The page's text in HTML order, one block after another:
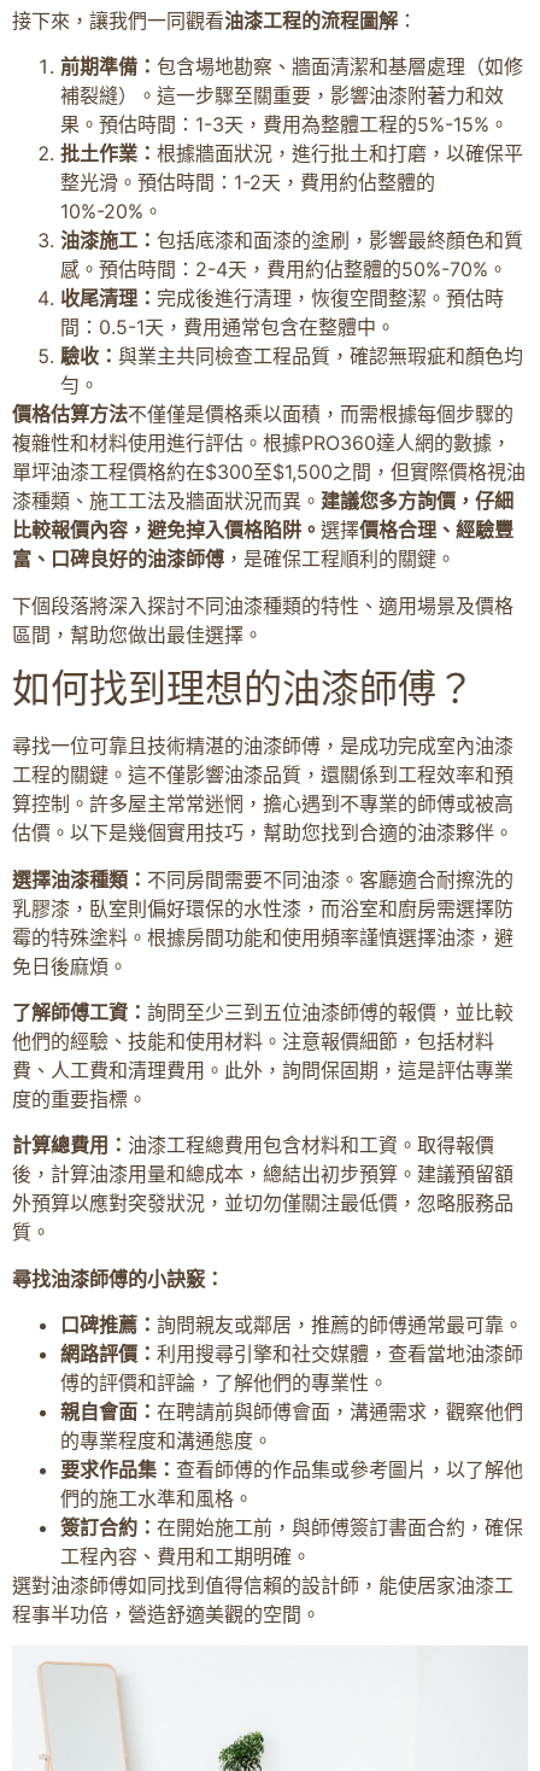
接下來，讓我們一同觀看油漆工程的流程圖解 ：
前期準備： 包含場地勘察、牆面清潔和基層處理（如修
補裂縫）。這一步驟至關重要，影響油漆附著力和效
果。預估時間：1-3天，費用為整體工程的5%-15%。
批土作業： 根據牆面狀況，進行批土和打磨，以確保平
整光滑。預估時間：1-2天，費用約佔整體的
10%-20%。
油漆施工： 包括底漆和面漆的塗刷，影響最終顏色和質
感。預估時間：2-4天，費用約佔整體的50%-70%。
收尾清理： 完成後進行清理，恢復空間整潔。預估時
間：0.5-1天，費用通常包含在整體中。
驗收： 與業主共同檢查工程品質，確認無瑕疵和顏色均
勻。
價格估算方法不僅僅是價格乘以面積，而需根據每個步驟的
複雜性和材料使用進行評估。根據PRO360達人網的數據，
單坪油漆工程價格約在$300至$1,500之間，但實際價格視油
漆種類、施工工法及牆面狀況而異。 建議您多方詢價，仔細
比較報價內容，避免掉入價格陷阱。 選擇價格合理、經驗豐
富、口碑良好的油漆師傅 ，是確保工程順利的關鍵。
下個段落將深入探討不同油漆種類的特性、適用場景及價格
區間，幫助您做出最佳選擇。
如何找到理想的油漆師傅？
尋找一位可靠且技術精湛的油漆師傅，是成功完成室內油漆
工程的關鍵。這不僅影響油漆品質，還關係到工程效率和預
算控制。許多屋主常常迷惘，擔心遇到不專業的師傅或被高
估價。以下是幾個實用技巧，幫助您找到合適的油漆夥伴。
選擇油漆種類： 不同房間需要不同油漆。客廳適合耐擦洗的
乳膠漆，臥室則偏好環保的水性漆，而浴室和廚房需選擇防
霉的特殊塗料。根據房間功能和使用頻率謹慎選擇油漆，避
免日後麻煩。
了解師傅工資： 詢問至少三到五位油漆師傅的報價，並比較
他們的經驗、技能和使用材料。注意報價細節，包括材料
費、人工費和清理費用。此外，詢問保固期，這是評估專業
度的重要指標。
計算總費用： 油漆工程總費用包含材料和工資。取得報價
後，計算油漆用量和總成本，總結出初步預算。建議預留額
外預算以應對突發狀況，並切勿僅關注最低價，忽略服務品
質。
尋找油漆師傅的小訣竅：
口碑推薦： 詢問親友或鄰居，推薦的師傅通常最可靠。
網路評價： 利用搜尋引擎和社交媒體，查看當地油漆師
傅的評價和評論，了解他們的專業性。
親自會面： 在聘請前與師傅會面，溝通需求，觀察他們
的專業程度和溝通態度。
要求作品集： 查看師傅的作品集或參考圖片，以了解他
們的施工水準和風格。
簽訂合約： 在開始施工前，與師傅簽訂書面合約，確保
工程內容、費用和工期明確。
選對油漆師傅如同找到值得信賴的設計師，能使居家油漆工
程事半功倍，營造舒適美觀的空間。